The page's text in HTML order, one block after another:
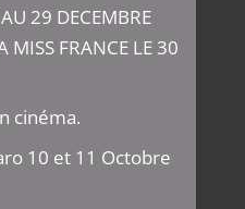
29 DECEMBRE
MISS FRANCE LE 30
cinéma.
10 et 11 Octobre